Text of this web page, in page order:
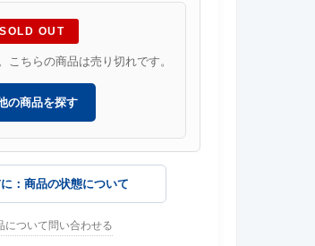
SOLD OUT
こちらの商品は売り切れです。
の商品を探す
：商品の状態について
について問い合わせる